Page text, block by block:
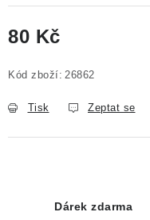
80 Kč
Kód zboží: 26862
Tisk Zeptat se
Dárek zdarma